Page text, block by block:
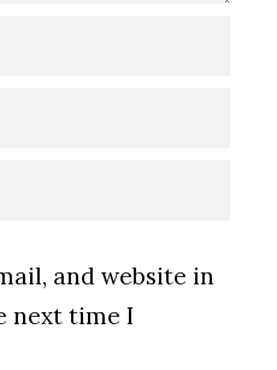
and website in
next time I